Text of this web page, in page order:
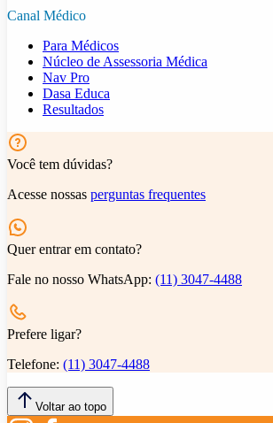
Canal Médico
Para Médicos
Núcleo de Assessoria Médica
Nav Pro
Dasa Educa
Resultados
Você tem dúvidas?
Acesse nossas perguntas frequentes
Quer entrar em contato?
Fale no nosso WhatsApp: (11) 3047-4488
Prefere ligar?
Telefone: (11) 3047-4488
Voltar ao topo